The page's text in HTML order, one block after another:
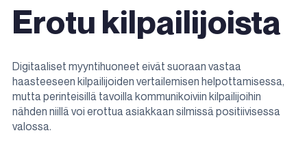
Erotu kilpailijoista
Digitaaliset myyntihuoneet eivät suoraan vastaa
haasteeseen kilpailijoiden vertailemisen helpottamisessa,
mutta perinteisillä tavoilla kommunikoiviin kilpailijoihin
nähden niillä voi erottua asiakkaan silmissä positiivisessa
valossa.